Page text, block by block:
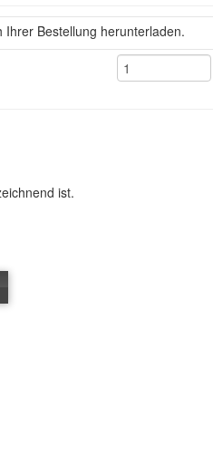
Ihrer Bestellung herunterladen.
ist.